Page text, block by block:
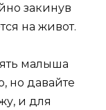
закинув
на живот.
малыша
но давайте
и для